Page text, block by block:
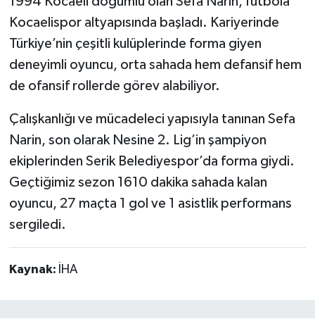
Kocaelispor altyapısında başladı. Kariyerinde
Türkiye’nin çeşitli kulüplerinde forma giyen
deneyimli oyuncu, orta sahada hem defansif hem
de ofansif rollerde görev alabiliyor.
Çalışkanlığı ve mücadeleci yapısıyla tanınan Sefa
Narin, son olarak Nesine 2. Lig’in şampiyon
ekiplerinden Serik Belediyespor’da forma giydi.
Geçtiğimiz sezon 1610 dakika sahada kalan
oyuncu, 27 maçta 1 gol ve 1 asistlik performans
sergiledi.
Kaynak: İHA